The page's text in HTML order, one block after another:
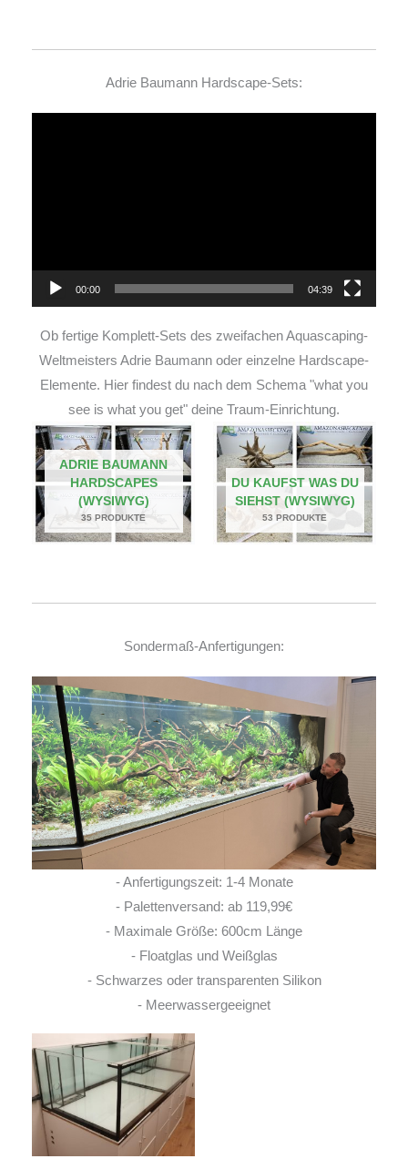
Adrie Baumann Hardscape-Sets:
00:00 04:39
Ob fertige Komplett-Sets des zweifachen Aquascaping-
Weltmeisters Adrie Baumann oder einzelne Hardscape-
Elemente. Hier findest du nach dem Schema "what you
see is what you get" deine Traum-Einrichtung.
ADRIE BAUMANN
HARDSCAPES
(WYSIWYG)
35 PRODUKTE
DU KAUFST WAS DU
SIEHST (WYSIWYG)
53 PRODUKTE
Sondermaß-Anfertigungen:
- Anfertigungszeit: 1-4 Monate
- Palettenversand: ab 119,99€
- Maximale Größe: 600cm Länge
- Floatglas und Weißglas
- Schwarzes oder transparenten Silikon
- Meerwassergeeignet